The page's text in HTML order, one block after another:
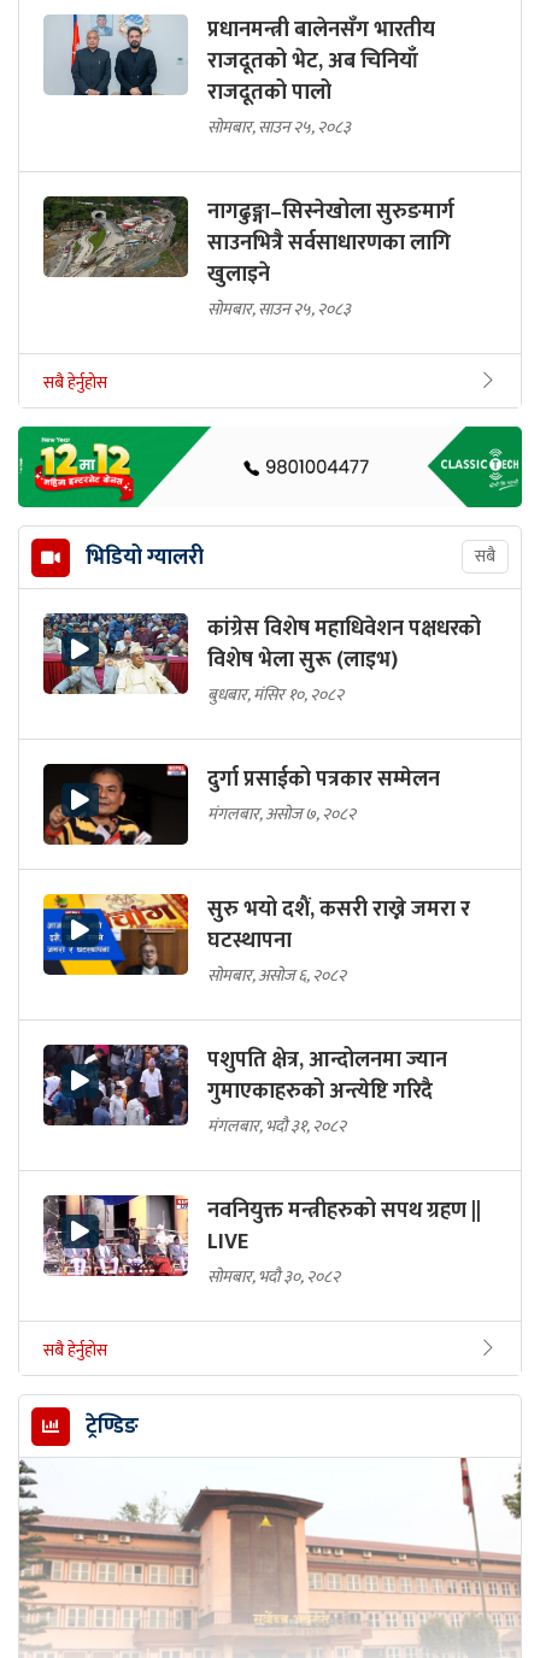
प्रधानमन्त्री बालेनसँग भारतीय
राजदूतको भेट, अब चिनियाँ
राजदूतको पालो
सोमबार, साउन २५, २०८३
नागढुङ्गा–सिस्नेखोला सुरुङमार्ग
साउनभित्रै सर्वसाधारणका लागि
खुलाइने
सोमबार, साउन २५, २०८३
सबै हेर्नुहोस
भिडियो ग्यालरी सबै
कांग्रेस विशेष महाधिवेशन पक्षधरको
विशेष भेला सुरू (लाइभ)
बुधबार, मंसिर १०, २०८२
दुर्गा प्रसाईको पत्रकार सम्मेलन
मंगलबार, असोज ७, २०८२
सुरु भयो दशैं, कसरी राख्ने जमरा र
घटस्थापना
सोमबार, असोज ६, २०८२
पशुपति क्षेत्र, आन्दोलनमा ज्यान
गुमाएकाहरुको अन्त्येष्टि गरिदै
मंगलबार, भदौ ३१, २०८२
नवनियुक्त मन्त्रीहरुको सपथ ग्रहण ||
LIVE
सोमबार, भदौ ३०, २०८२
सबै हेर्नुहोस
ट्रेण्डिङ